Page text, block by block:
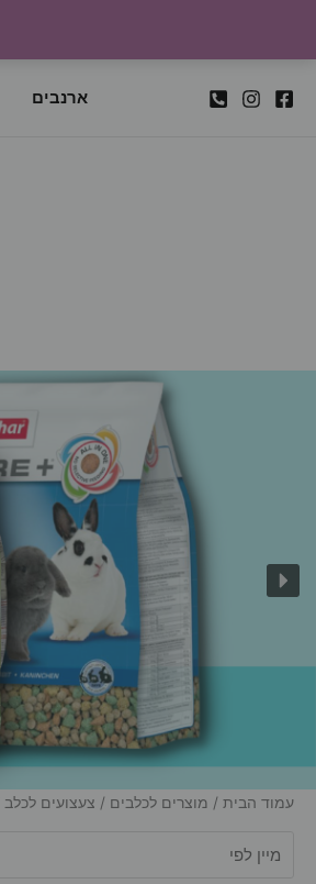
ארנבים
עמוד הבית / מוצרים לכלבים / צעצועים לכלב